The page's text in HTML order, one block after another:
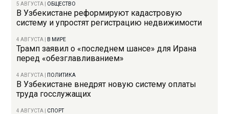
5 АВГУСТА ОБЩЕСТВО
В Узбекистане реформируют кадастровую
систему и упростят регистрацию недвижимости
4 АВГУСТА В МИРЕ
Трамп заявил о «последнем шансе» для Ирана
перед «обезглавливанием»
4 АВГУСТА ПОЛИТИКА
В Узбекистане внедрят новую систему оплаты
труда госслужащих
4 АВГУСТА СПОРТ